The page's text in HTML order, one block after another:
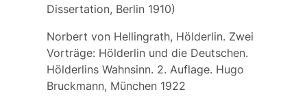
Dissertation, Berlin 1910)
Norbert von Hellingrath, Hölderlin. Zwei
Vorträge: Hölderlin und die Deutschen.
Hölderlins Wahnsinn. 2. Auflage. Hugo
Bruckmann, München 1922